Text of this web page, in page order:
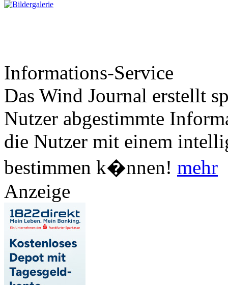
Informations-Service
Das Wind Journal erstellt
Nutzer abgestimmte
die Nutzer mit einem
bestimmen k�nnen! mehr
Anzeige